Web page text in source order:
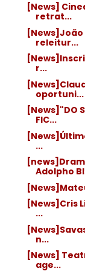
[News]
retrat...
releitur...
r...
oportuni...
[News]"DO
FIC...
...
Adolpho
[News]Cris
...
n...
[News]
age...